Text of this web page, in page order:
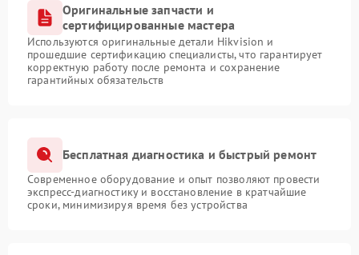
Оригинальные запчасти и
сертифицированные мастера
Используются оригинальные детали Hikvision и
прошедшие сертификацию специалисты, что гарантирует
корректную работу после ремонта и сохранение
гарантийных обязательств
Бесплатная диагностика и быстрый ремонт
Современное оборудование и опыт позволяют провести
экспресс-диагностику и восстановление в кратчайшие
сроки, минимизируя время без устройства